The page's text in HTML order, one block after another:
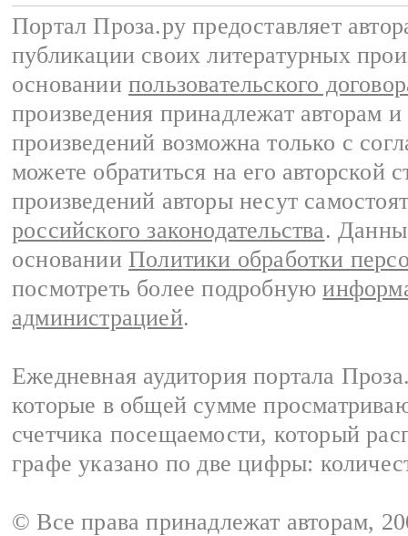
Портал Проза.ру предоставляет
публикации своих литературных
основании пользовательского
произведения принадлежат авторам
произведений возможна только с
можете обратиться на его авторской
произведений авторы несут
российского законодательства.
основании Политики обработки
посмотреть более подробную
администрацией.
Ежедневная аудитория портала
которые в общей сумме
счетчика посещаемости, который
графе указано по две цифры:
© Все права принадлежат авторам,